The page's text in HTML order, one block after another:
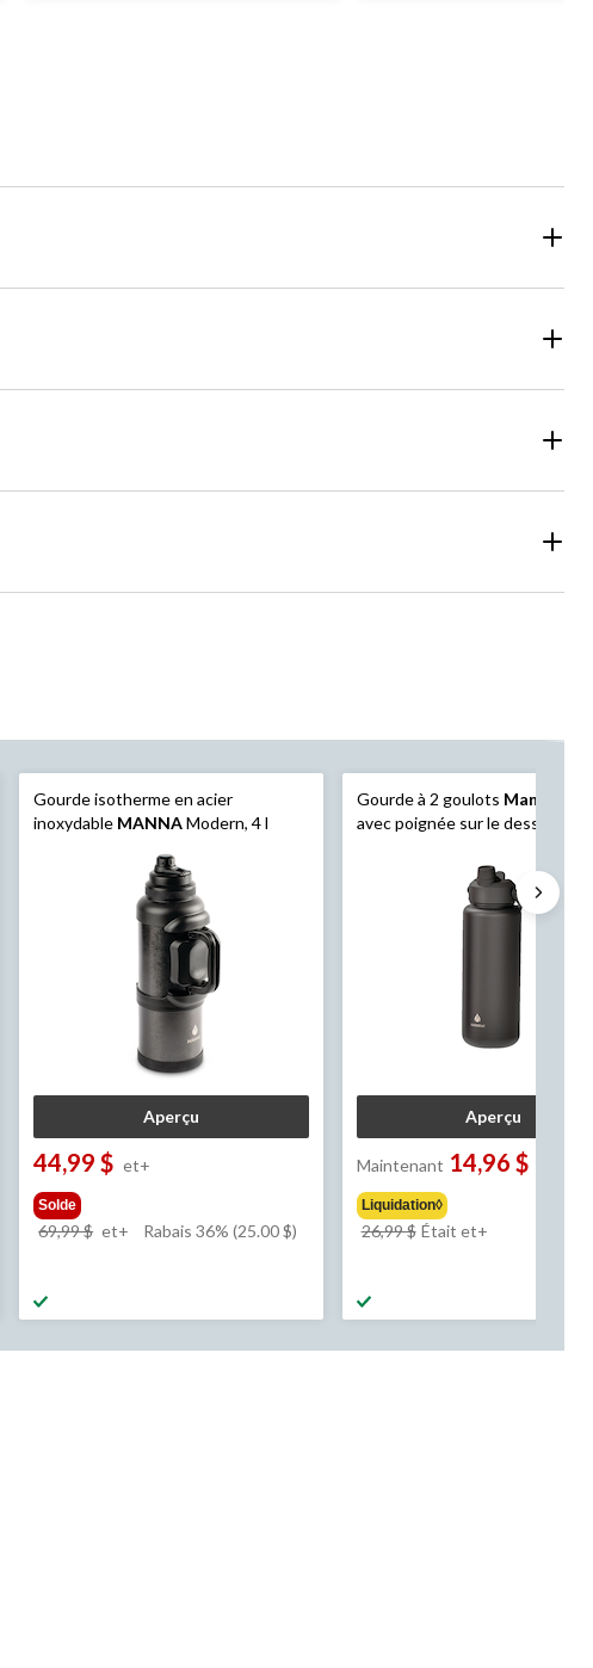
Gourde isotherme en acier
inoxydable MANNAModern, 4 l
Aperçu
44,99 $ et+
Solde
69,99 $ et+ prix
de
69,99 $
Rabais 36% (25.00 $)
Gourde à 2 goulots Manna
avec poignée sur le dessus,
Aperçu
Maintenant 14,96 $
Liquidation◊
26,99 $ Était et+prix
de
26,99 $